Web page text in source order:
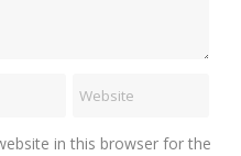
in this browser for the